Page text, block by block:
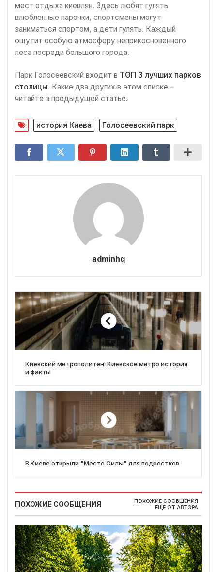
мест отдыха киевлян. Здесь любят гулять
влюбленные парочки, спортсмены могут
заниматься спортом, а дети гулять. Каждый
ощутит особую атмосферу неприкосновенного
леса посреди большого города.
Парк Голосеевский входит в ТОП 3 лучших парков
столицы. Какие два других в этом списке –
читайте в предыдущей статье.
история Киева Голосеевский парк
adminhq
Киевский метрополитен: Киевское метро история
и факты
В Киеве открыли "Место Силы" для подростков
ПОХОЖИЕ СООБЩЕНИЯ
ПОХОЖИЕ СООБЩЕНИЯ
ЕЩЕ ОТ АВТОРА